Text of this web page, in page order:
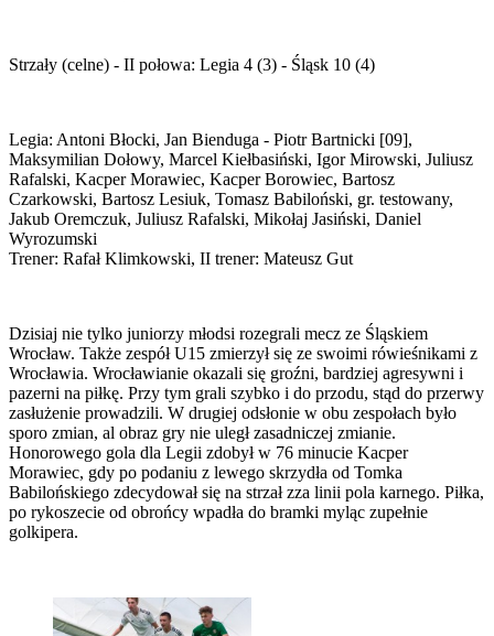
Strzały (celne) - II połowa: Legia 4 (3) - Śląsk 10 (4)
Legia: Antoni Błocki, Jan Bienduga - Piotr Bartnicki [09],
Maksymilian Dołowy, Marcel Kiełbasiński, Igor Mirowski, Juliusz
Rafalski, Kacper Morawiec, Kacper Borowiec, Bartosz
Czarkowski, Bartosz Lesiuk, Tomasz Babiloński, gr. testowany,
Jakub Oremczuk, Juliusz Rafalski, Mikołaj Jasiński, Daniel
Wyrozumski
Trener: Rafał Klimkowski, II trener: Mateusz Gut
Dzisiaj nie tylko juniorzy młodsi rozegrali mecz ze Śląskiem
Wrocław. Także zespół U15 zmierzył się ze swoimi rówieśnikami z
Wrocławia. Wrocławianie okazali się groźni, bardziej agresywni i
pazerni na piłkę. Przy tym grali szybko i do przodu, stąd do przerwy
zasłużenie prowadzili. W drugiej odsłonie w obu zespołach było
sporo zmian, al obraz gry nie uległ zasadniczej zmianie.
Honorowego gola dla Legii zdobył w 76 minucie Kacper
Morawiec, gdy po podaniu z lewego skrzydła od Tomka
Babilońskiego zdecydował się na strzał zza linii pola karnego. Piłka,
po rykoszecie od obrońcy wpadła do bramki myląc zupełnie
golkipera.